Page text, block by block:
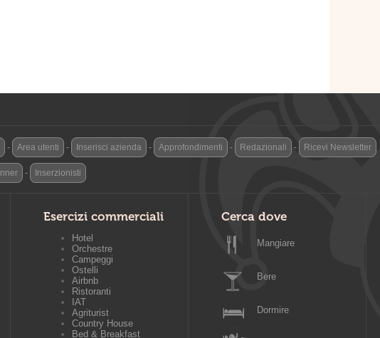
- Area utenti - Inserisci azienda - Approfondimenti - Redazionali - Ricevi Newsletter
- Inserzionisti
Esercizi commerciali
Hotel
Orchestre
Campeggi
Ostelli
Airbnb
Ristoranti
IAT
Agriturist
Country House
Bed & Breakfast
Cerca dove
Mangiare
Bere
Dormire